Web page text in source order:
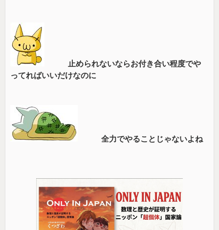
止められないならお付き合い程度でや
ってればいいだけなのに
全力でやることじゃないよね